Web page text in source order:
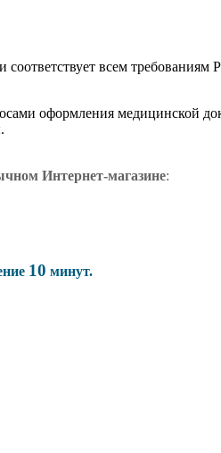
всем требованиям
оформления медицинской
Интернет-магазине:
10 минут.